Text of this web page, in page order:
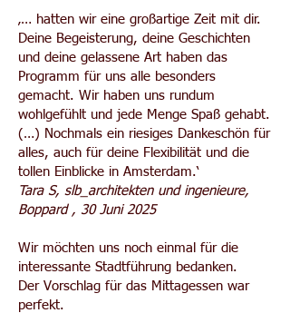
‚… hatten wir eine großartige Zeit mit dir.
Deine Begeisterung, deine Geschichten
und deine gelassene Art haben das
Programm für uns alle besonders
gemacht. Wir haben uns rundum
wohlgefühlt und jede Menge Spaß gehabt.
(…) Nochmals ein riesiges Dankeschön für
alles, auch für deine Flexibilität und die
tollen Einblicke in Amsterdam.‘
Tara S, slb_architekten und ingenieure,
Boppard , 30 Juni 2025
Wir möchten uns noch einmal für die
interessante Stadtführung bedanken.
Der Vorschlag für das Mittagessen war
perfekt.